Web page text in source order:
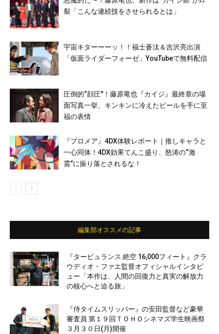
裂「こんな連続技をさせられるとは」
宇宙キターーーッ！！福士蒼汰＆吉沢亮出演
「仮面ライダーフォーゼ」YouTubeで無料配信
圧倒的“顔圧″！藤原竜也『カイジ』最終章の場
面写真一挙、キンキンに冷えたビールを手に至
福の表情
『プロメア』4DX体験レポート｜推しキャラと
一心同体！4DX効果てんこ盛り、怒涛の“激
震”に振り落とされるな！
編集部オススメの記事
『タービュランス 絶空 16,000フィート』クラ
ウディオ・ファエ監督オフィシャルインタビ
ュー「本作は、人間の回復力と真実の解放力
の核心へと迫る旅」
『侍タイムスリッパー』の安田監督など豪華
審査員 第１９回ＴＯＨＯシネマズ学生映画祭
３月３０日(月)開催